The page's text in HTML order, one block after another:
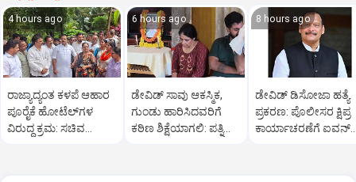
4 hours ago
ರಾಜ್ಯಾದ್ಯಂತ ಕಳಪೆ ಆಹಾರ
ಪೂರೈಕೆ ಹೋಟೆಲ್‌ಗಳ
ವಿರುದ್ಧ ಕ್ರಮ: ಸಚಿವ
6 hours ago
ಡೇವಿಡ್ ಸಾವು ಆಕಸ್ಮಿಕ,
ಗುಂಡು ಹಾರಿಸಿದವರಿಗೆ
ಕಠಿಣ ಶಿಕ್ಷೆಯಾಗಲಿ: ಪತ್ನಿ
8 hours ago
ಡೇವಿಡ್ ಡಿಸೋಜಾ ಹತ್ಯೆ
ಪ್ರಕರಣ: ಪೊಲೀಸರ ಕ್ಷಿಪ್ರ
ಕಾರ್ಯಾಚರಣೆಗೆ ಐವನ್